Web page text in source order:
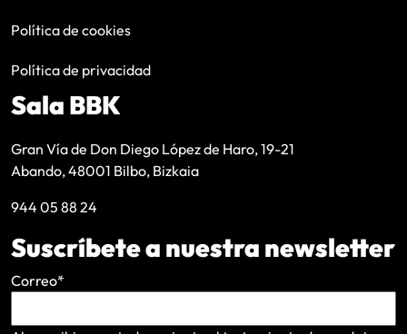
Política de cookies
Política de privacidad
Sala BBK
Gran Vía de Don Diego López de Haro, 19-21
Abando, 48001 Bilbo, Bizkaia
944 05 88 24
Suscríbete a nuestra newsletter
Correo*